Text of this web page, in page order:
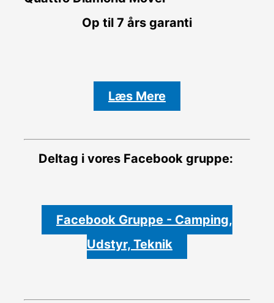
Op til 7 års garanti
Læs Mere
Deltag i vores Facebook gruppe:
Facebook Gruppe - Camping,
Udstyr, Teknik